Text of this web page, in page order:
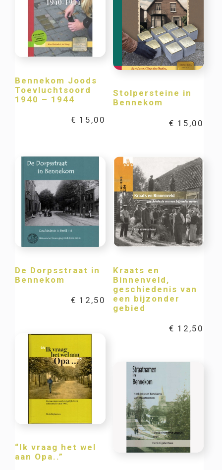
Bennekom Joods
Toevluchtsoord
1940 – 1944
€ 15,00
Stolpersteine in
Bennekom
€ 15,00
De Dorpsstraat in
Bennekom
€ 12,50
Kraats en
Binnenveld,
geschiedenis van
een bijzonder
gebied
€ 12,50
“Ik vraag het wel
aan Opa..”